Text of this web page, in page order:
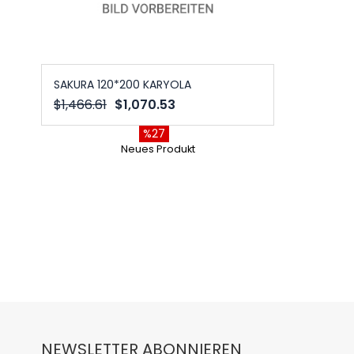
SAKURA 120*200 KARYOLA
$1,070.53
$1,466.61
%27
Neues Produkt
NEWSLETTER ABONNIEREN